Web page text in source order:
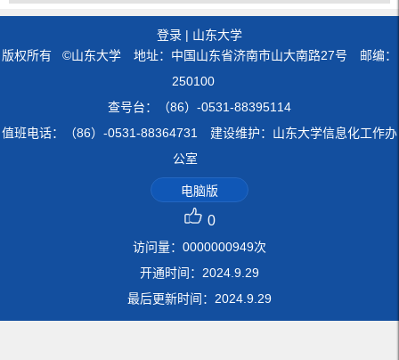
登录 | 山东大学
版权所有 ©山东大学 地址：中国山东省济南市山大南路27号 邮编：
250100
查号台：（86）-0531-88395114
值班电话：（86）-0531-88364731 建设维护：山东大学信息化工作办
公室
电脑版
0
访问量： 0000000949次
开通时间： 2024.9.29
最后更新时间： 2024.9.29